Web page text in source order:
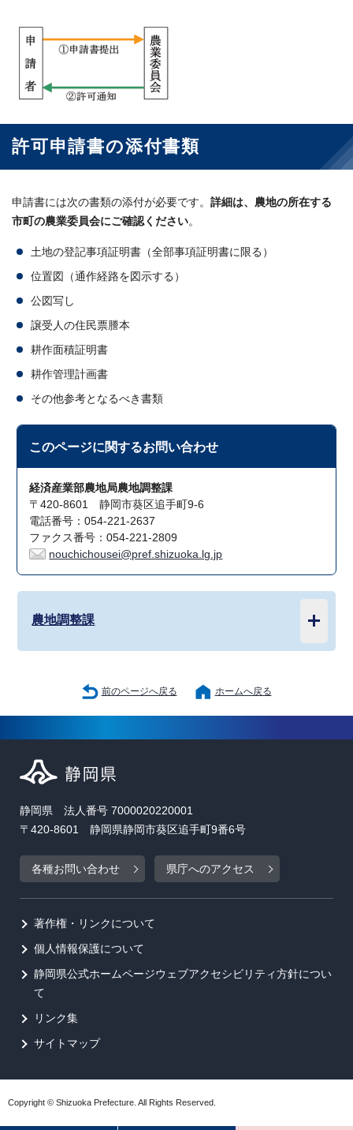
許可申請書の添付書類
申請書には次の書類の添付が必要です。 詳細は、農地の所在する
市町の農業委員会にご確認ください。
土地の登記事項証明書（全部事項証明書に限る）
位置図（通作経路を図示する）
公図写し
譲受人の住民票謄本
耕作面積証明書
耕作管理計画書
その他参考となるべき書類
このページに関するお問い合わせ
経済産業部農地局農地調整課
〒420-8601 静岡市葵区追手町9-6
電話番号：054-221-2637
ファクス番号：054-221-2809
nouchichousei@pref.shizuoka.lg.jp
農地調整課
前のページへ戻る ホームへ戻る
静岡県 法人番号 7000020220001
〒420-8601 静岡県静岡市葵区追手町9番6号
各種お問い合わせ 県庁へのアクセス
著作権・リンクについて
個人情報保護について
静岡県公式ホームページウェブアクセシビリティ方針につい
て
リンク集
サイトマップ
Copyright © Shizuoka Prefecture. All Rights Reserved.